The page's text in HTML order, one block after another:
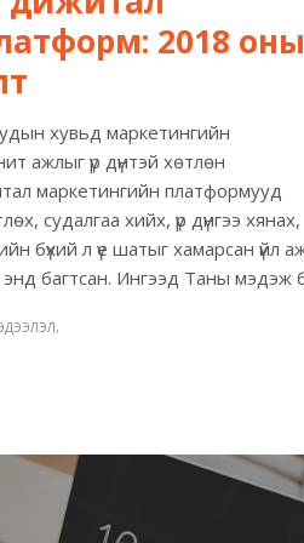
2018 оны
хувьд маркетингийн
ажлыг үр дүнтэй хөтлөн
маркетингийн платформууд
судалгаа хийх, үр дүнгээ хянах,
бүхий л үе шатыг хамарсан үйл
энд багтсан. Ингээд Таны мэдэж